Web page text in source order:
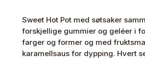
Sweet Hot Pot med søtsaker
forskjellige gummier og geléer i
farger og former og med
karamellsaus for dypping. Hvert